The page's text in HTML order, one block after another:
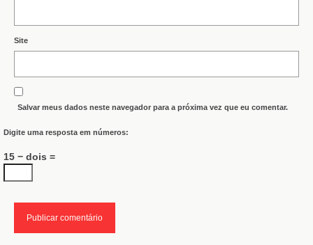
Site
Salvar meus dados neste navegador para a próxima vez que eu comentar.
Digite uma resposta em números:
15 − dois =